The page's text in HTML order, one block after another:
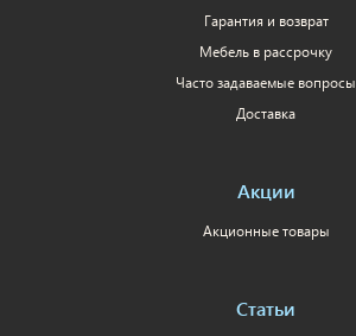
Гарантия и возврат
Мебель в рассрочку
Часто задаваемые вопросы
Доставка
Акции
Акционные товары
Статьи